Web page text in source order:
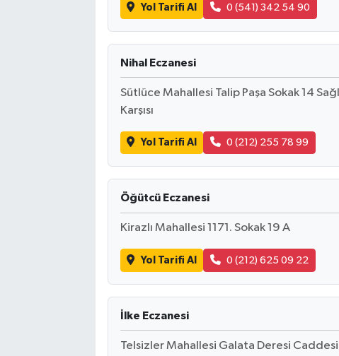
Yol Tarifi Al 0 (541) 342 54 90
Nihal Eczanesi
Sütlüce Mahallesi Talip Paşa Sokak 14
Karşısı
Yol Tarifi Al 0 (212) 255 78 99
Öğütcü Eczanesi
Kirazlı Mahallesi 1171. Sokak 19 A
Yol Tarifi Al 0 (212) 625 09 22
İlke Eczanesi
Telsizler Mahallesi Galata Deresi